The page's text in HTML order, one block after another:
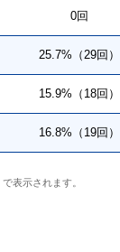
0回
25.7%（29回）
15.9%（18回）
16.8%（19回）
表示されます。